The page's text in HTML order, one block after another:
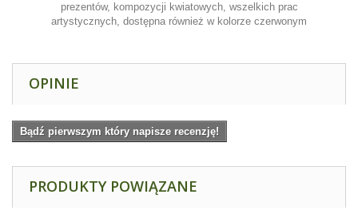
prezentów, kompozycji kwiatowych, wszelkich prac
artystycznych, dostępna również w kolorze czerwonym
OPINIE
Bądź pierwszym który napisze recenzję!
PRODUKTY POWIĄZANE